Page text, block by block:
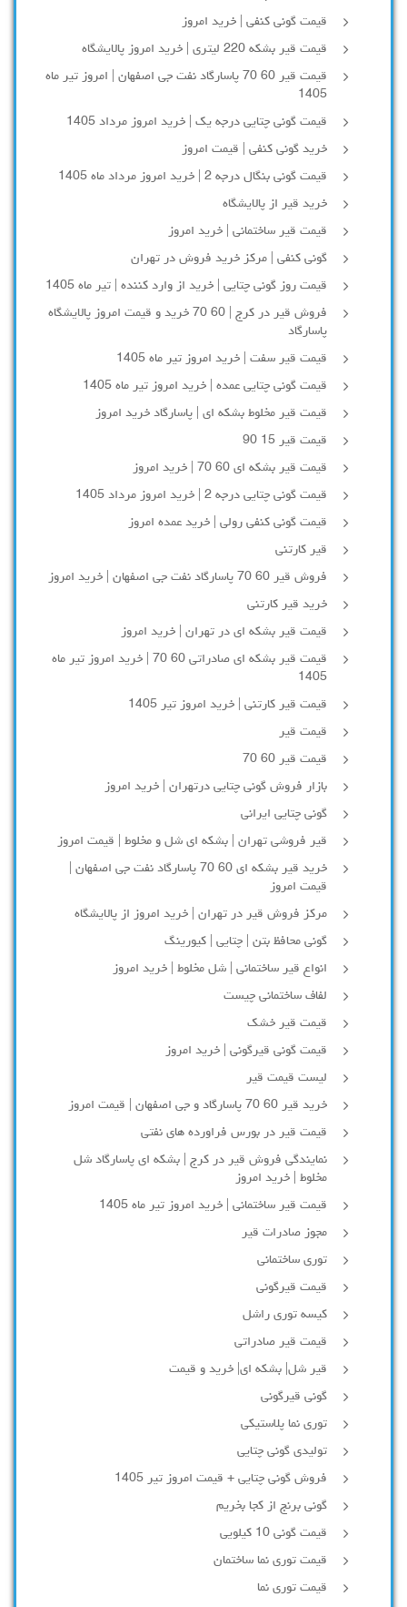
قیمت گونی کنفی | خرید امروز
قیمت قیر بشکه 220 لیتری | خرید امروز پالایشگاه
قیمت قیر 60 70 پاسارگاد نفت جی اصفهان | امروز تیر ماه
1405
قیمت گونی چتایی درجه یک | خرید امروز مرداد 1405
خرید گونی کنفی | قیمت امروز
قیمت گونی بنگال درجه 2 | خرید امروز مرداد ماه 1405
خرید قیر از پالایشگاه
قیمت قیر ساختمانی | خرید امروز
گونی کنفی | مرکز خرید فروش در تهران
قیمت روز گونی چتایی | خرید از وارد کننده | تیر ماه 1405
فروش قیر در کرج | 60 70 خرید و قیمت امروز پالایشگاه
پاسارگاد
قیمت قیر سفت | خرید امروز تیر ماه 1405
قیمت گونی چتایی عمده | خرید امروز تیر ماه 1405
قیمت قیر مخلوط بشکه ای | پاسارگاد خرید امروز
قیمت قیر 15 90
قیمت قیر بشکه ای 60 70 | خرید امروز
قیمت گونی چتایی درجه 2 | خرید امروز مرداد 1405
قیمت گونی کنفی رولی | خرید عمده امروز
قیر کارتنی
فروش قیر 60 70 پاسارگاد نفت جی اصفهان | خرید امروز
خرید قیر کارتنی
قیمت قیر بشکه ای در تهران | خرید امروز
قیمت قیر بشکه ای صادراتی 60 70 | خرید امروز تیر ماه
1405
قیمت قیر کارتنی | خرید امروز تیر 1405
قیمت قیر
قیمت قیر 60 70
بازار فروش گونی چتایی درتهران | خرید امروز
گونی چتایی ایرانی
قیر فروشی تهران | بشکه ای شل و مخلوط | قیمت امروز
خرید قیر بشکه ای 60 70 پاسارگاد نفت جی اصفهان |
قیمت امروز
مرکز فروش قیر در تهران | خرید امروز از پالایشگاه
گونی محافظ بتن | چتایی | کیورینگ
انواع قیر ساختمانی | شل مخلوط | خرید امروز
لفاف ساختمانی چیست
قیمت قیر خشک
قیمت گونی قیرگونی | خرید امروز
لیست قیمت قیر
خرید قیر 60 70 پاسارگاد و جی اصفهان | قیمت امروز
قیمت قیر در بورس فراورده های نفتی
نمایندگی فروش قیر در کرج | بشکه ای پاسارگاد شل
مخلوط | خرید امروز
قیمت قیر ساختمانی | خرید امروز تیر ماه 1405
مجوز صادرات قیر
توری ساختمانی
قیمت قیرگونی
کیسه توری راشل
قیمت قیر صادراتی
قیر شل| بشکه ای| خرید و قیمت
گونی قیرگونی
توری نما پلاستیکی
تولیدی گونی چتایی
فروش گونی چتایی + قیمت امروز تیر 1405
گونی برنج از کجا بخریم
قیمت گونی 10 کیلویی
قیمت توری نما ساختمان
قیمت توری نما